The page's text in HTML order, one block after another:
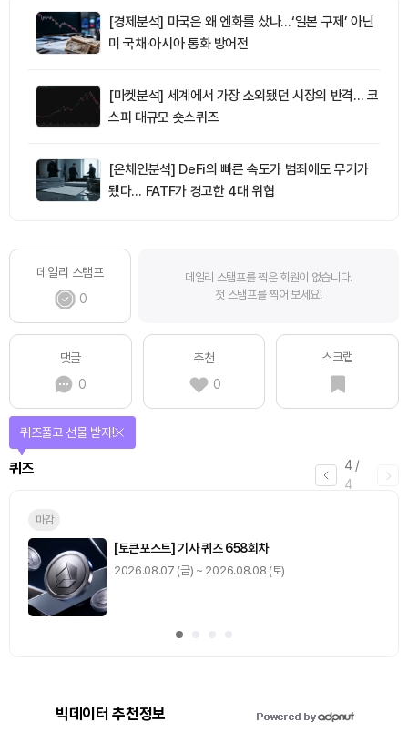
[경제분석] 미국은 왜 엔화를 샀나…‘일본 구제’ 아닌
미 국채·아시아 통화 방어전
[마켓분석] 세계에서 가장 소외됐던 시장의 반격… 코
스피 대규모 숏스퀴즈
[온체인분석] DeFi의 빠른 속도가 범죄에도 무기가
됐다… FATF가 경고한 4대 위협
데일리 스탬프
0
데일리 스탬프를 찍은 회원이 없습니다.
첫 스탬프를 찍어 보세요!
댓글
0
추천
0
스크랩
4 /
4
퀴즈
퀴즈풀고 선물 받자!
마감
[토큰포스트] 기사 퀴즈 658회차
2026.08.07 (금) ~ 2026.08.08 (토)
빅데이터 추천정보